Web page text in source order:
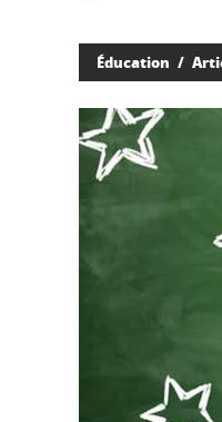
Éducation